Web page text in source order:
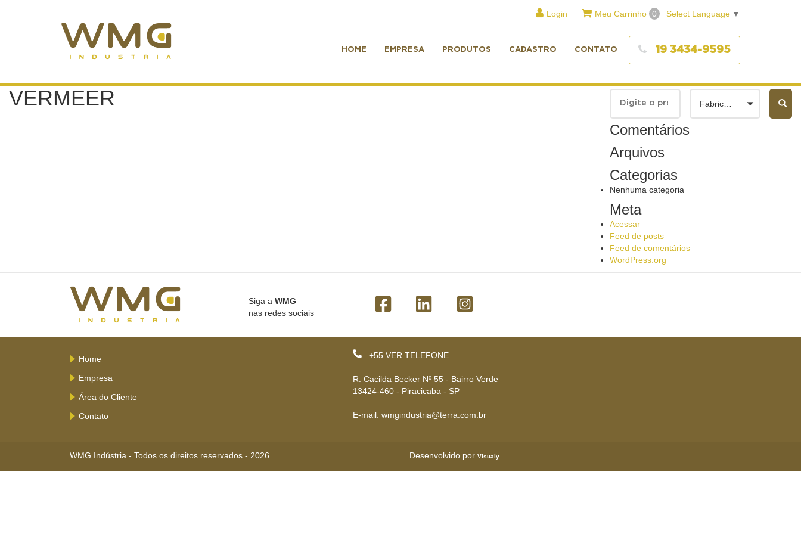
Login Meu Carrinho 0 Select Language ▼
HOME EMPRESA PRODUTOS CADASTRO CONTATO 19 3434-9595
VERMEER Fabricantes
Comentários
Arquivos
Categorias
Nenhuma categoria
Meta
Acessar
Feed de posts
Feed de comentários
WordPress.org
Siga a WMG
nas redes sociais
Home
Empresa
Área do Cliente
Contato
+55 VER TELEFONE
R. Cacilda Becker Nº 55 - Bairro Verde
13424-460 - Piracicaba - SP
E-mail: wmgindustria@terra.com.br
WMG Indústria - Todos os direitos reservados - 2026 Desenvolvido por Visualy